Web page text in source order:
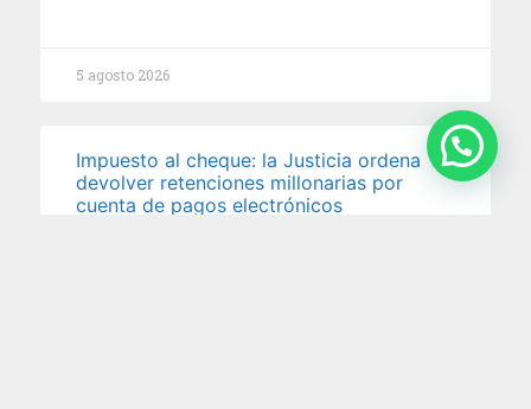
5 agosto 2026
Impuesto al cheque: la Justicia ordena
devolver retenciones millonarias por
cuenta de pagos electrónicos